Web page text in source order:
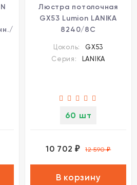
Люстра потолочная
GX53 Lumion LANIKA
8240/8C
Цоколь:
GX53
Серия:
LANIKA
60 шт
10 702 ₽ 12 590₽
В корзину